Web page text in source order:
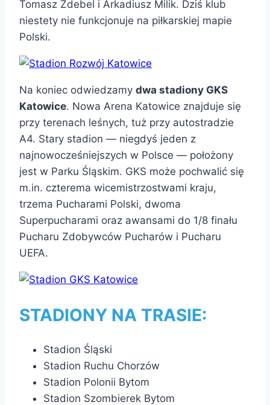
Tomasz Zdebel i Arkadiusz Milik. Dziś klub
niestety nie funkcjonuje na piłkarskiej mapie
Polski.
Na koniec odwiedzamy dwa stadiony GKS
Katowice. Nowa Arena Katowice znajduje się
przy terenach leśnych, tuż przy autostradzie
A4. Stary stadion — niegdyś jeden z
najnowocześniejszych w Polsce — położony
jest w Parku Śląskim. GKS może pochwalić się
m.in. czterema wicemistrzostwami kraju,
trzema Pucharami Polski, dwoma
Superpucharami oraz awansami do 1/8 finału
Pucharu Zdobywców Pucharów i Pucharu
UEFA.
STADIONY NA TRASIE:
Stadion Śląski
Stadion Ruchu Chorzów
Stadion Polonii Bytom
Stadion Szombierek Bytom